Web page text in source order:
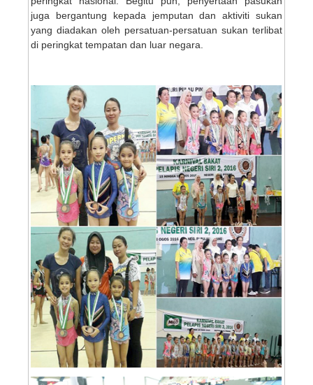
juga bergantung kepada jemputan dan aktiviti sukan
yang diadakan oleh persatuan-persatuan sukan terlibat
di peringkat tempatan dan luar negara.